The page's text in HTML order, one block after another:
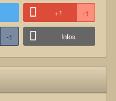
+1 -1
-1 Infos